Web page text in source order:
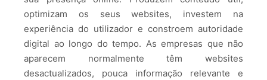
optimizam os seus websites, investem na
experiência do utilizador e constroem autoridade
digital ao longo do tempo. As empresas que não
aparecem normalmente têm websites
desactualizados, pouca informação relevante e